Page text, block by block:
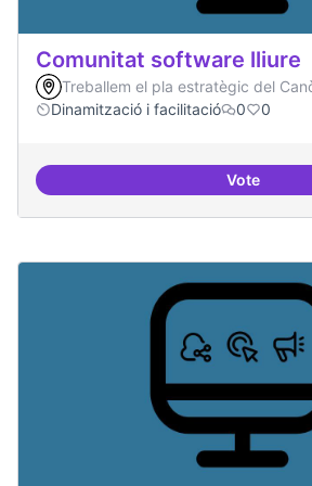
Comunitat software lliure
Treballem el pla estratègic del
Dinamització i facilitació
0 0
Vote